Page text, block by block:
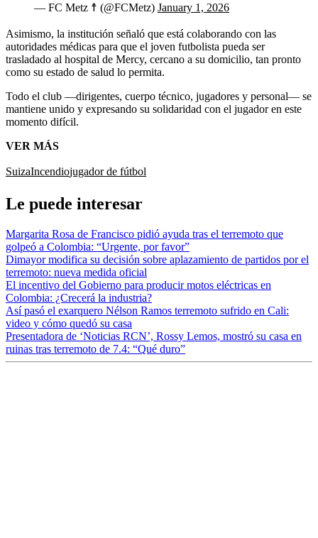
— FC Metz ☨ (@FCMetz) January 1, 2026
Asimismo, la institución señaló que está colaborando con las
autoridades médicas para que el joven futbolista pueda ser
trasladado al hospital de Mercy, cercano a su domicilio, tan pronto
como su estado de salud lo permita.
Todo el club ―dirigentes, cuerpo técnico, jugadores y personal― se
mantiene unido y expresando su solidaridad con el jugador en este
momento difícil.
VER MÁS
SuizaIncendiojugador de fútbol
Le puede interesar
Margarita Rosa de Francisco pidió ayuda tras el terremoto que
golpeó a Colombia: “Urgente, por favor”
Dimayor modifica su decisión sobre aplazamiento de partidos por el
terremoto: nueva medida oficial
El incentivo del Gobierno para producir motos eléctricas en
Colombia: ¿Crecerá la industria?
Así pasó el exarquero Nélson Ramos terremoto sufrido en Cali:
video y cómo quedó su casa
Presentadora de ‘Noticias RCN’, Rossy Lemos, mostró su casa en
ruinas tras terremoto de 7.4: “Qué duro”